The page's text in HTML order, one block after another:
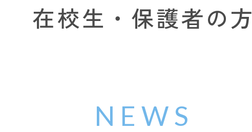
在校生・保護者の方
NEWS